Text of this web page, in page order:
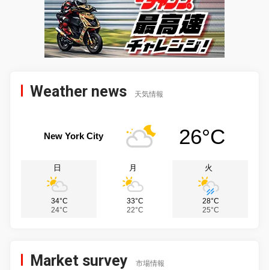
Weather news 天気情報
New York City 26°C
日
34°C
24°C
月
33°C
22°C
火
28°C
25°C
Market survey 市場情報